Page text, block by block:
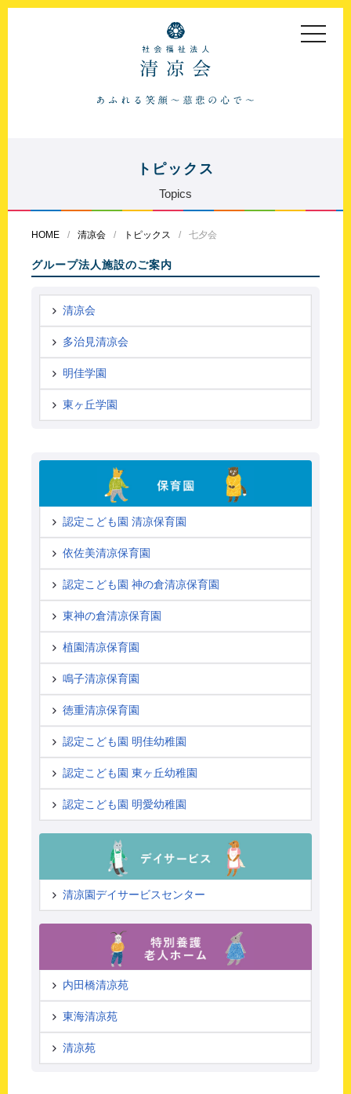
toggle
トピックス
Topics
HOME 清凉会 トピックス 七夕会
グループ法人施設のご案内
清凉会
多治見清凉会
明佳学園
東ヶ丘学園
認定こども園 清凉保育園
依佐美清凉保育園
認定こども園 神の倉清凉保育園
東神の倉清凉保育園
植園清凉保育園
鳴子清凉保育園
徳重清凉保育園
認定こども園 明佳幼稚園
認定こども園 東ヶ丘幼稚園
認定こども園 明愛幼稚園
清凉園デイサービスセンター
内田橋清凉苑
東海清凉苑
清凉苑